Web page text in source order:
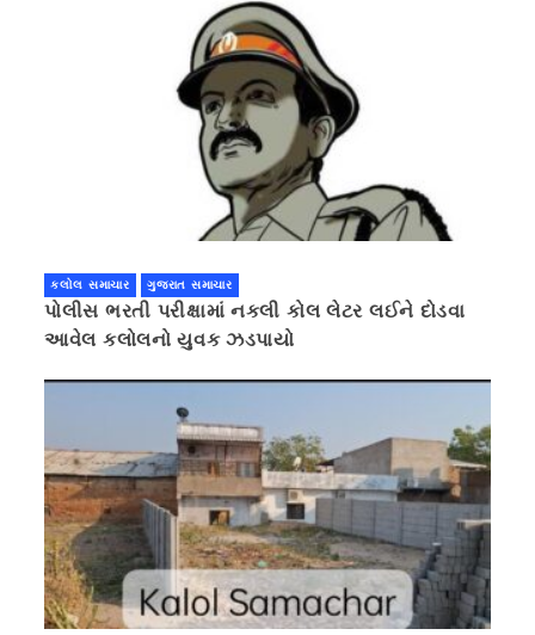
કલોલ સમાચાર ગુજરાત સમાચાર
પોલીસ ભરતી પરીક્ષામાં નકલી કોલ લેટર લઈને દોડવા
આવેલ કલોલનો યુવક ઝડપાયો